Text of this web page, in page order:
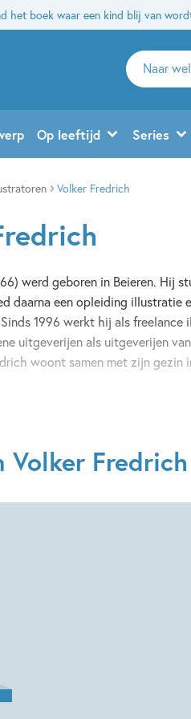
het boek waar een kind blij van
Zoeken
naar
en
uitgevers
Op leeftijd Series
Volker Fredrich
werd geboren in Beieren. Hij
daarna een opleiding illustratie
1996 werkt hij als freelance
uitgeverijen als uitgeverijen van
woont samen met zijn gezin
Volker Fredrich